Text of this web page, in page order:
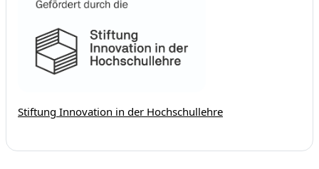
Stiftung Innovation in der Hochschullehre